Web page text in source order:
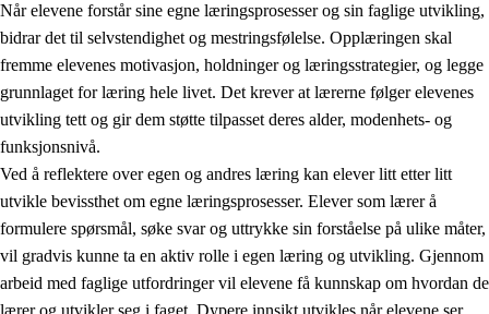
Prinsipper for læring, utvikling og danning
2.1 Sosial læring og utvikling
Når elevene forstår sine egne læringsprosesser og sin faglige utvikling,
bidrar det til selvstendighet og mestringsfølelse. Opplæringen skal
fremme elevenes motivasjon, holdninger og læringsstrategier, og legge
grunnlaget for læring hele livet. Det krever at lærerne følger elevenes
utvikling tett og gir dem støtte tilpasset deres alder, modenhets- og
funksjonsnivå.
Ved å reflektere over egen og andres læring kan elever litt etter litt
utvikle bevissthet om egne læringsprosesser. Elever som lærer å
formulere spørsmål, søke svar og uttrykke sin forståelse på ulike måter,
vil gradvis kunne ta en aktiv rolle i egen læring og utvikling. Gjennom
arbeid med faglige utfordringer vil elevene få kunnskap om hvordan de